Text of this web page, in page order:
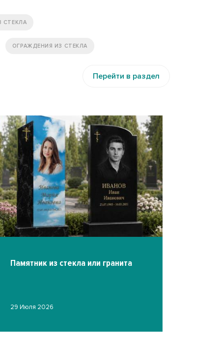
СТЕКЛА
ОГРАЖДЕНИЯ ИЗ СТЕКЛА
Перейти в раздел
Памятник из стекла или гранита
29 Июля 2026